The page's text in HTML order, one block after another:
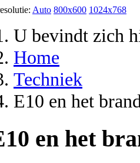
Auto 800x600 1024x768
U bevindt zich
Home
Techniek
E10 en het
en het